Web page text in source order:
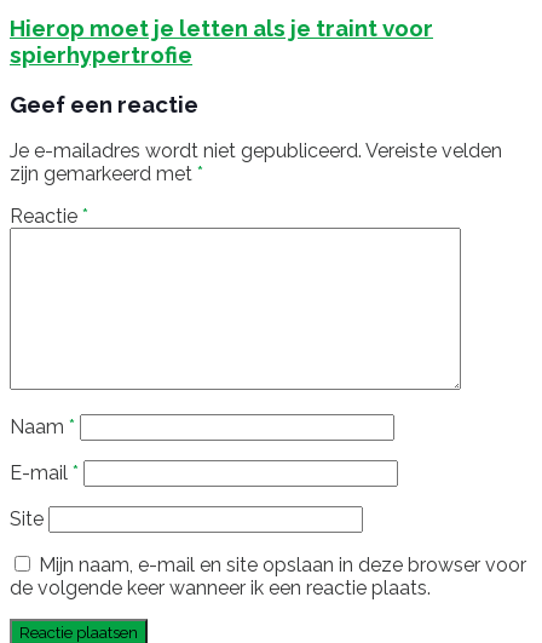
Hierop moet je letten als je traint voor
spierhypertrofie
Geef een reactie
Je e-mailadres wordt niet gepubliceerd. Vereiste velden
zijn gemarkeerd met *
Reactie *
Naam *
E-mail *
Site
Mijn naam, e-mail en site opslaan in deze browser voor
de volgende keer wanneer ik een reactie plaats.